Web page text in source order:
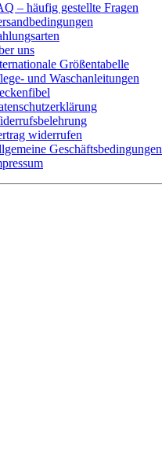
– häufig gestellte Fragen
uns
Größentabelle
und Waschanleitungen
widerrufen
Geschäftsbedingungen